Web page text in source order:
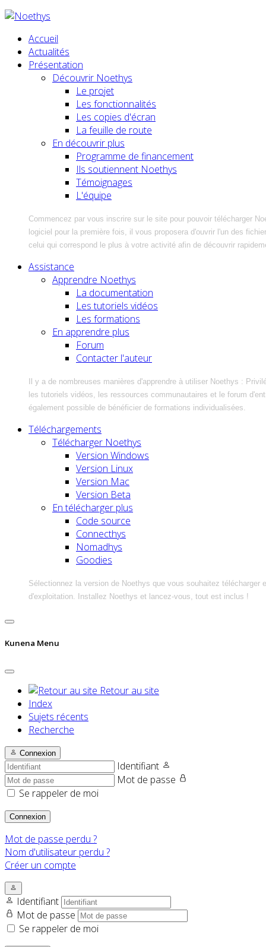
Accueil
Actualités
Présentation
Découvrir Noethys
Le projet
Les fonctionnalités
Les copies d'écran
La feuille de route
En découvrir plus
Programme de financement
Ils soutiennent Noethys
Témoignages
L'équipe
Commencez par vous inscrire sur le site pour pouvoir télécharger
logiciel pour la première fois, il vous proposera d'ouvrir l'un des
celui qui correspond le plus à votre activité afin de découvrir
Assistance
Apprendre Noethys
La documentation
Les tutoriels vidéos
Les formations
En apprendre plus
Forum
Contacter l'auteur
Il y a de nombreuses manières d'apprendre à utiliser Noethys :
les tutoriels vidéos, les ressources communautaires et le forum
également possible de bénéficier de formations individualisées.
Téléchargements
Télécharger Noethys
Version Windows
Version Linux
Version Mac
Version Beta
En télécharger plus
Code source
Connecthys
Nomadhys
Goodies
Sélectionnez la version de Noethys que vous souhaitez télécharger
d'exploitation. Installez Noethys et lancez-vous, tout est inclus !
Kunena Menu
Retour au site
Index
Sujets récents
Recherche
Connexion
Identifiant
Mot de passe
Se rappeler de moi
Connexion
Mot de passe perdu ?
Nom d'utilisateur perdu ?
Créer un compte
Identifiant
Mot de passe
Se rappeler de moi